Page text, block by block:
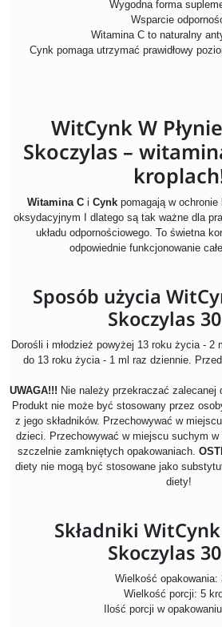
Wygodna forma
Wsparcie
Witamina C to naturalny
Cynk pomaga utrzymać prawidłowy
WitCynk W
Skoczylas –
Witamina C i Cynk pomagają w
oksydacyjnym I dlatego są tak ważne dla
układu odpornościowego. To świetna
odpowiednie funkcjonowanie
Sposób użycia
Skoczylas
Dorośli i młodzież powyżej 13 roku życia - 2
do 13 roku życia - 1 ml raz dziennie.
UWAGA!!! Nie należy przekraczać zalecanej
Produkt nie może być stosowany przez
z jego składników. Przechowywać w
dzieci. Przechowywać w miejscu suchym w
szczelnie zamkniętych opakowaniach.
diety nie mogą być stosowane jako
diety!
Składniki WitCynk
Skoczylas
Wielkość opakowania:
Wielkość porcji: 5
Ilość porcji w